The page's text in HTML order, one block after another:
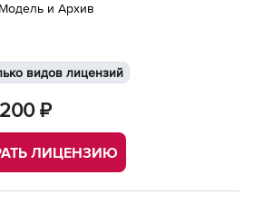
и Архив
видов лицензий
₽
ЛИЦЕНЗИЮ